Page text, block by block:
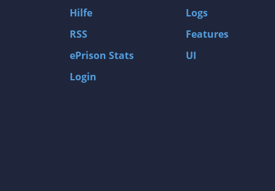
Hilfe
RSS
ePrison Stats
Login
Logs
Features
UI